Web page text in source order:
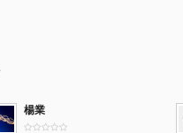
楊業